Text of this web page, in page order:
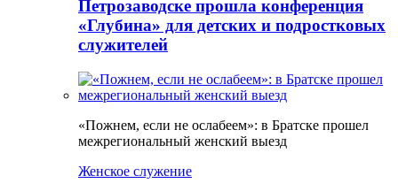
Петрозаводске прошла конференция
«Глубина» для детских и подростковых
служителей
«Пожнем, если не ослабеем»: в Братске прошел
межрегиональный женский выезд
Женское служение